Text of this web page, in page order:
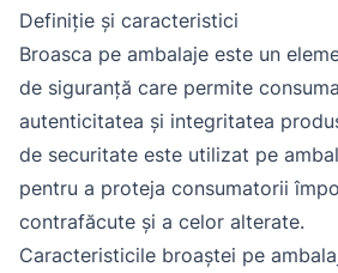
Definiție și caracteristici
Broasca pe ambalaje este un
de siguranță care permite
autenticitatea și integritatea
de securitate este utilizat pe
pentru a proteja consumatorii
contrafăcute și a celor alterate.
Caracteristicile broaștei pe